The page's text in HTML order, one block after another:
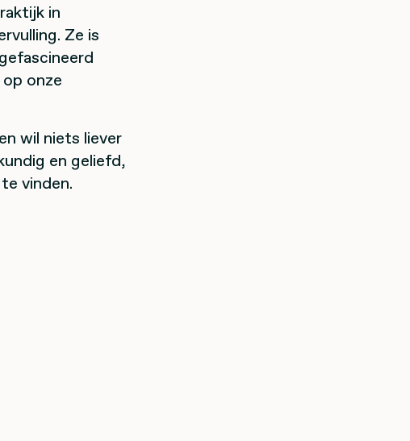
in
Ze is
onze
wil niets liever
en geliefd,
vinden.